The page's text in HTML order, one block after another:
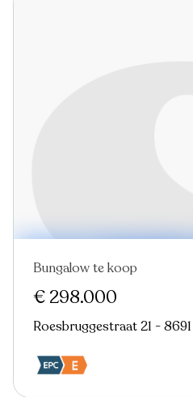
Bungalow te koop
€ 298.000
Roesbruggestraat 21 -